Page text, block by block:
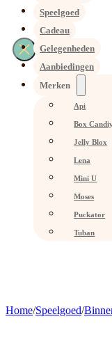
Speelgoed
Cadeau
Gelegenheden
Aanbiedingen
Merken
Api
Box
Jelly Blox
Lena
Mini U
Moses
Puckator
Tuban
Home/Speelgoed/